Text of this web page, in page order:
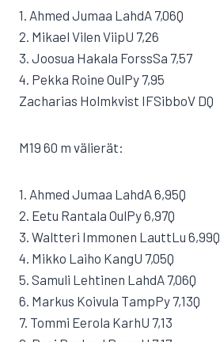
1. Ahmed Jumaa LahdA 7,06Q
2. Mikael Vilen ViipU 7,26
3. Joosua Hakala ForssSa 7,57
4. Pekka Roine OulPy 7,95
Zacharias Holmkvist IFSibboV DQ
M19 60 m välierät:
1. Ahmed Jumaa LahdA 6,95Q
2. Eetu Rantala OulPy 6,97Q
3. Waltteri Immonen LauttLu 6,99Q
4. Mikko Laiho KangU 7,05Q
5. Samuli Lehtinen LahdA 7,06Q
6. Markus Koivula TampPy 7,13Q
7. Tommi Eerola KarhU 7,13